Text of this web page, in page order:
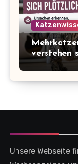
verstehen
Unsere Webseite